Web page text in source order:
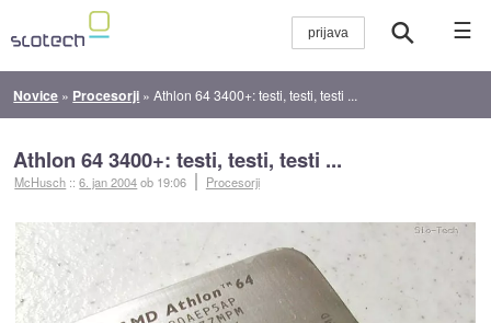
☰
Novice » Procesorji »Athlon 64 3400+: testi, testi, testi ...
Athlon 64 3400+: testi, testi, testi ...
McHusch ::6. jan 2004ob 19:06 Procesorji